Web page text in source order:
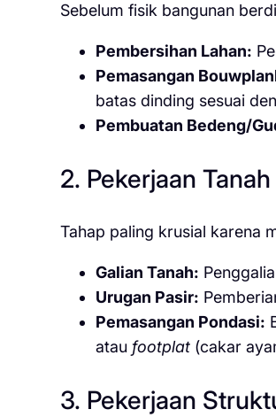
Sebelum fisik bangunan
Pembersihan Lahan:
Pemasangan
batas dinding sesuai
Pembuatan Bedeng/
2. Pekerjaan
Tahap paling krusial karena
Galian Tanah:
Urugan Pasir:
Pemasangan Pondasi:
atau footplat(cakar
3. Pekerjaan